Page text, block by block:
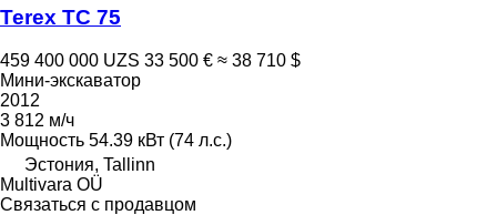
Terex TC 75
459 400 000 UZS 33 500 € ≈ 38 710 $
Мини-экскаватор
2012
3 812 м/ч
Мощность 54.39 кВт (74 л.с.)
Эстония, Tallinn
Multivara OÜ
Связаться с продавцом